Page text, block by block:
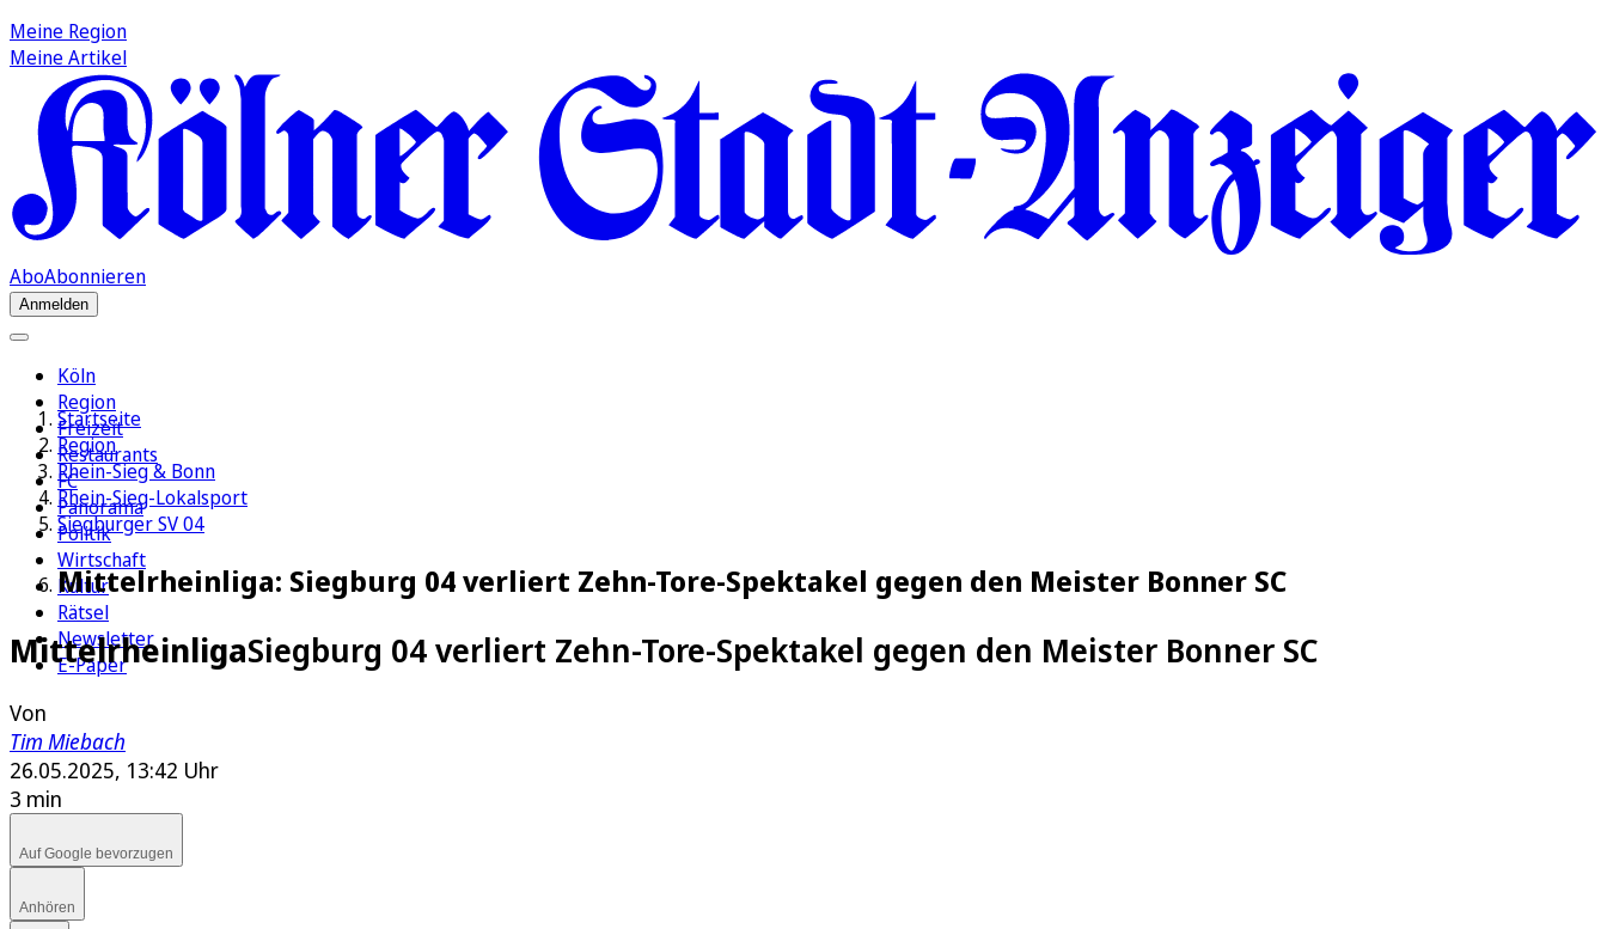
Meine Region
Meine Artikel
AboAbonnieren
Anmelden
Köln
Region
Freizeit
Restaurants
FC
Panorama
Politik
Wirtschaft
Kultur
Rätsel
Newsletter
E-Paper
Startseite
Region
Rhein-Sieg & Bonn
Rhein-Sieg-Lokalsport
Siegburger SV 04
Mittelrheinliga: Siegburg 04 verliert Zehn-Tore-Spektakel gegen den Meister Bonner SC
MittelrheinligaSiegburg 04 verliert Zehn-Tore-Spektakel gegen den Meister Bonner SC
Von
Tim Miebach
26.05.2025, 13:42 Uhr
3 min
Auf Google bevorzugen
Anhören